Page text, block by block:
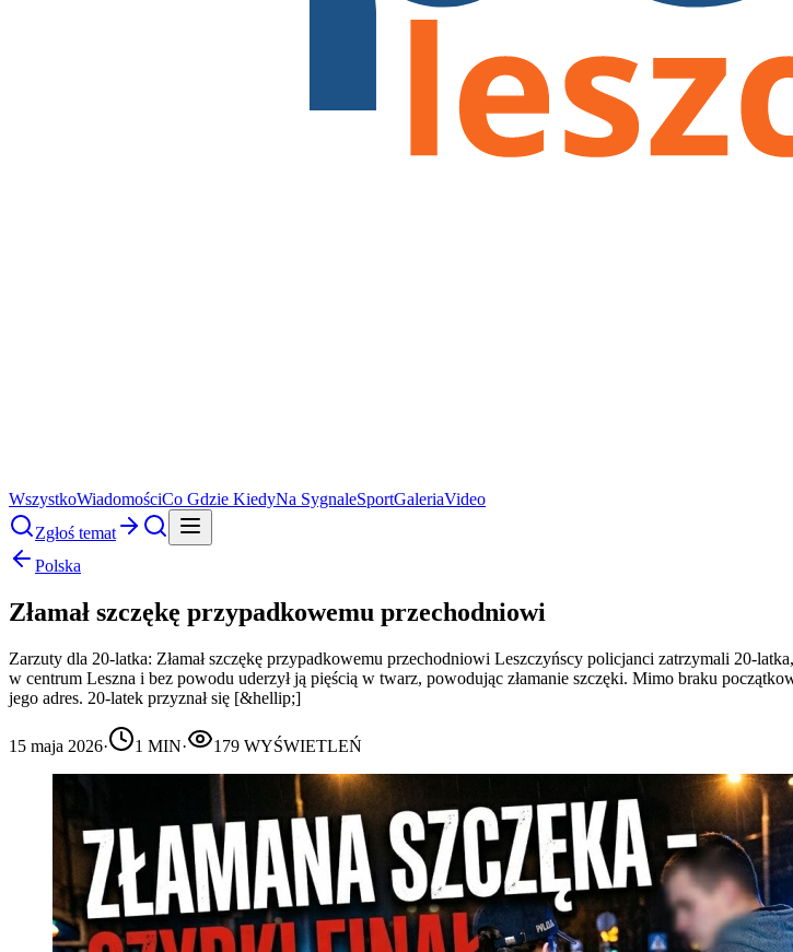
WszystkoWiadomościCo Gdzie KiedyNa SygnaleSportGaleriaVideo
Zgłoś temat
Polska
Złamał szczękę przypadkowemu przechodniowi
Zarzuty dla 20-latka: Złamał szczękę przypadkowemu przechodniowi Leszczyńscy policjanci zatrzymali 20-
w centrum Leszna i bez powodu uderzył ją pięścią w twarz, powodując złamanie szczęki. Mimo braku
jego adres. 20-latek przyznał się [&hellip;]
15 maja 2026· 1 MIN· 179 WYŚWIETLEŃ